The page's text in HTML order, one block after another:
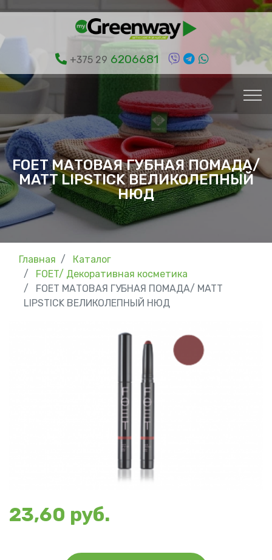
+375 29 6206681
FOET МАТОВАЯ ГУБНАЯ ПОМАДА/
MATT LIPSTICK ВЕЛИКОЛЕПНЫЙ
НЮД
Главная
Каталог
FOET/ Декоративная косметика
FOET МАТОВАЯ ГУБНАЯ ПОМАДА/ MATT
LIPSTICK ВЕЛИКОЛЕПНЫЙ НЮД
23,60 руб.